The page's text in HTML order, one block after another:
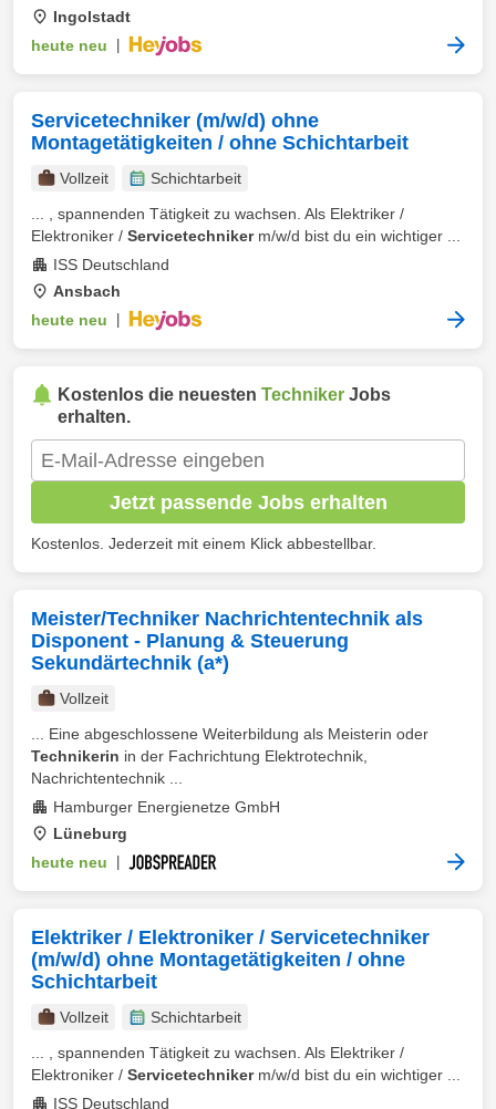
Ingolstadt
heute neu
Servicetechniker (m/w/d) ohne
Montagetätigkeiten / ohne Schichtarbeit
Vollzeit
Schichtarbeit
... , spannenden Tätigkeit zu wachsen. Als Elektriker /
Elektroniker / Servicetechnikerm/w/d bist du ein wichtiger ...
ISS Deutschland
Ansbach
heute neu
Kostenlos die neuesten Techniker Jobs
erhalten.
Jetzt passende Jobs erhalten
Kostenlos. Jederzeit mit einem Klick abbestellbar.
Meister/Techniker Nachrichtentechnik als
Disponent - Planung & Steuerung
Sekundärtechnik (a*)
Vollzeit
... Eine abgeschlossene Weiterbildung als Meisterin oder
Technikerin in der Fachrichtung Elektrotechnik,
Nachrichtentechnik ...
Hamburger Energienetze GmbH
Lüneburg
heute neu
Elektriker / Elektroniker / Servicetechniker
(m/w/d) ohne Montagetätigkeiten / ohne
Schichtarbeit
Vollzeit
Schichtarbeit
... , spannenden Tätigkeit zu wachsen. Als Elektriker /
Elektroniker / Servicetechnikerm/w/d bist du ein wichtiger ...
ISS Deutschland